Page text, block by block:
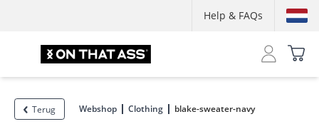
Help & FAQs
Terug Webshop Clothing blake-sweater-navy